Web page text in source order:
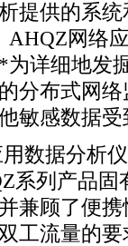
提供的系
AHQZ网络
*为详细地发
分布式网
敏感数据
数据分析
系列产品
兼顾了便
工流量的